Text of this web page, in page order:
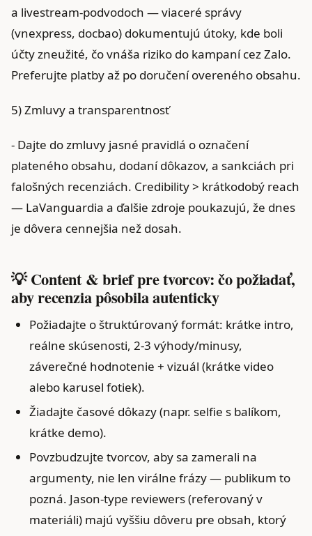
a livestream‑podvodoch — viaceré správy
(vnexpress, docbao) dokumentujú útoky, kde boli
účty zneužité, čo vnáša riziko do kampaní cez Zalo.
Preferujte platby až po doručení overeného obsahu.
5) Zmluvy a transparentnosť
- Dajte do zmluvy jasné pravidlá o označení
plateného obsahu, dodaní dôkazov, a sankciách pri
falošných recenziách. Credibility > krátkodobý reach
— LaVanguardia a ďalšie zdroje poukazujú, že dnes
je dôvera cennejšia než dosah.
💡 Content & brief pre tvorcov: čo požiadať,
aby recenzia pôsobila autenticky
Požiadajte o štruktúrovaný formát: krátke intro,
reálne skúsenosti, 2‑3 výhody/minusy,
záverečné hodnotenie + vizuál (krátke video
alebo karusel fotiek).
Žiadajte časové dôkazy (napr. selfie s balíkom,
krátke demo).
Povzbudzujte tvorcov, aby sa zamerali na
argumenty, nie len virálne frázy — publikum to
pozná. Jason‑type reviewers (referovaný v
materiáli) majú vyššiu dôveru pre obsah, ktorý